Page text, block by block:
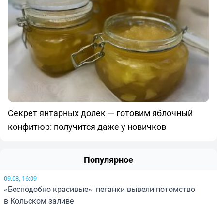
Секрет янтарных долек — готовим яблочный
конфитюр: получится даже у новичков
Популярное
09.08, 16:09
«Бесподобно красивые»: пеганки вывели потомство
в Кольском заливе